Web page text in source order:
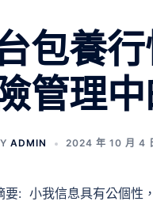
包養
險管理
ADMIN 2024 年 10 月 4
要: 小我信息具有公個性